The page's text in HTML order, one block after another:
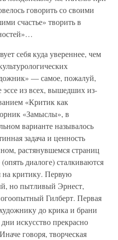
говорить со своими
счастье» творить в
себя куда увереннее, чем
— самое, пожалуй,
эссе из всех, вышедших из-
«Критик как
«Замыслы», в
варианте называлось
задача и ценность
растянувшемся страниц
диалоге) сталкиваются
на критику. Первую
но пытливый Эрнест,
Гилберт. Первая
до крика и брани
искусство прекрасно
говоря, творческая